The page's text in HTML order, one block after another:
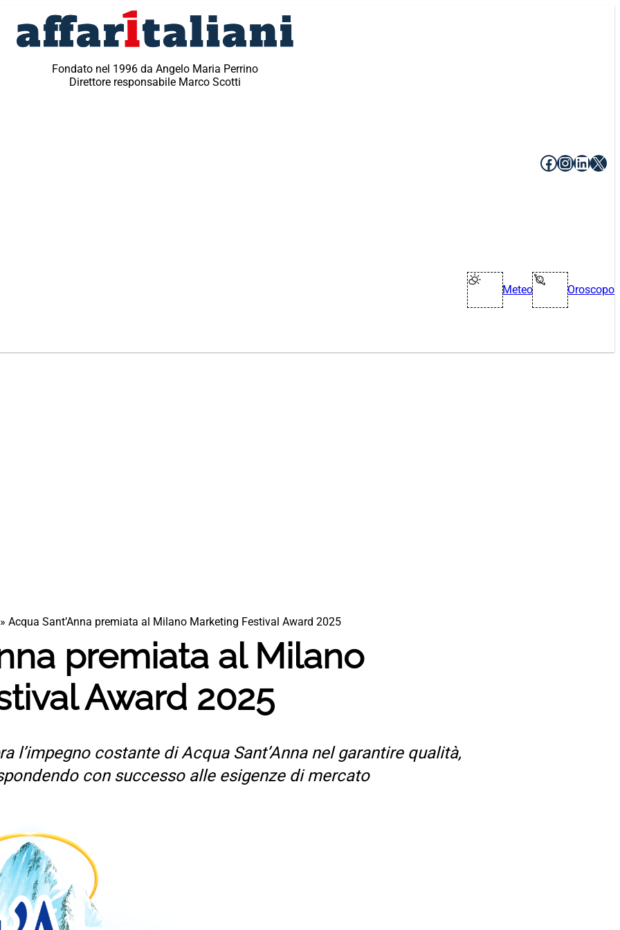
Fondato nel 1996 da Angelo Maria Perrino
Direttore responsabile Marco Scotti
Facebook
X
Meteo Oroscopo
» Acqua Sant’Anna premiata al Milano Marketing Festival Award 2025
premiata al Milano
Award 2025
l’impegno costante di Acqua Sant’Anna nel garantire qualità,
con successo alle esigenze di mercato